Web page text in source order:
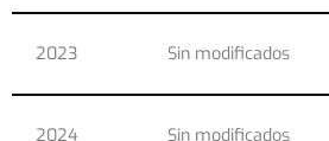
2023 Sin modificados
2024 Sin modificados